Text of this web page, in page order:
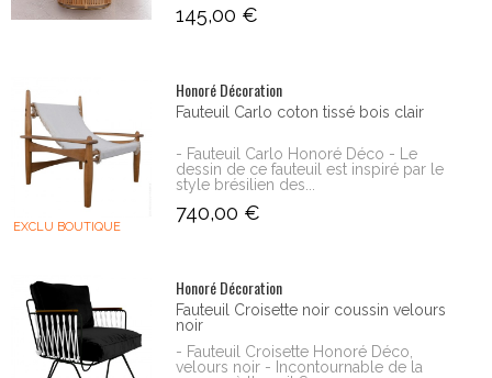
145,00 €
EXCLU BOUTIQUE
Honoré Décoration
Fauteuil Carlo coton tissé bois clair
- Fauteuil Carlo Honoré Déco - Le
dessin de ce fauteuil est inspiré par le
style brésilien des...
740,00 €
Honoré Décoration
Fauteuil Croisette noir coussin velours
noir
- Fauteuil Croisette Honoré Déco,
velours noir - Incontournable de la